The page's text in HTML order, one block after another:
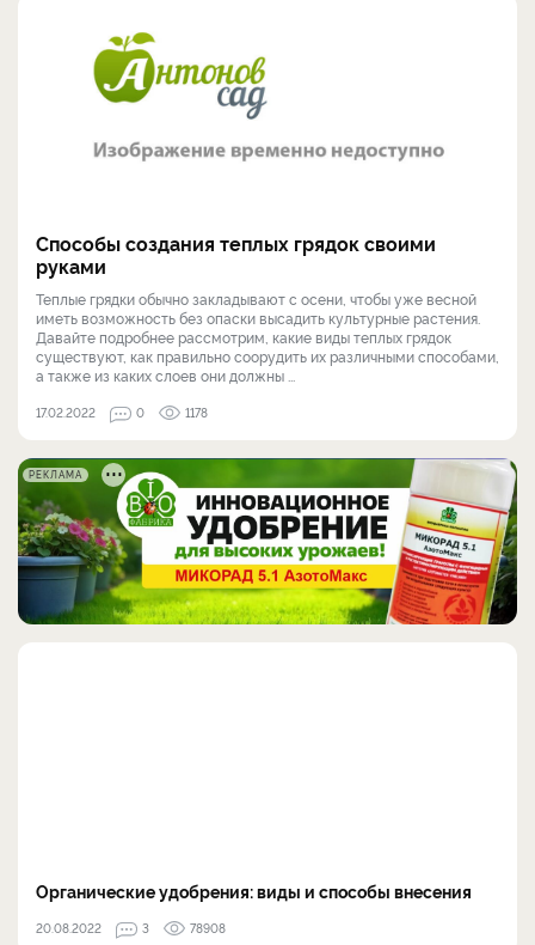
Способы создания теплых грядок своими
руками
Теплые грядки обычно закладывают с осени, чтобы уже весной
иметь возможность без опаски высадить культурные растения.
Давайте подробнее рассмотрим, какие виды теплых грядок
существуют, как правильно соорудить их различными способами,
а также из каких слоев они должны ...
17.02.2022 0 1178
РЕКЛАМА
Органические удобрения: виды и способы внесения
20.08.2022 3 78908